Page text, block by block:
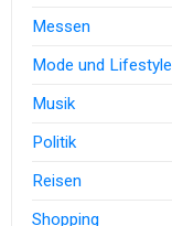
Messen
Mode und Lifestyle
Musik
Politik
Reisen
Shopping